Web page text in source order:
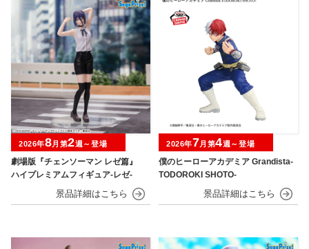
劇場版『チェンソーマン レゼ篇』
ハイプレミアムフィギュア‐レゼ‐
2026年8月第2週～登場
僕のヒーローアカデミア Grandista-
TODOROKI SHOTO-
2026年7月第4週～登場